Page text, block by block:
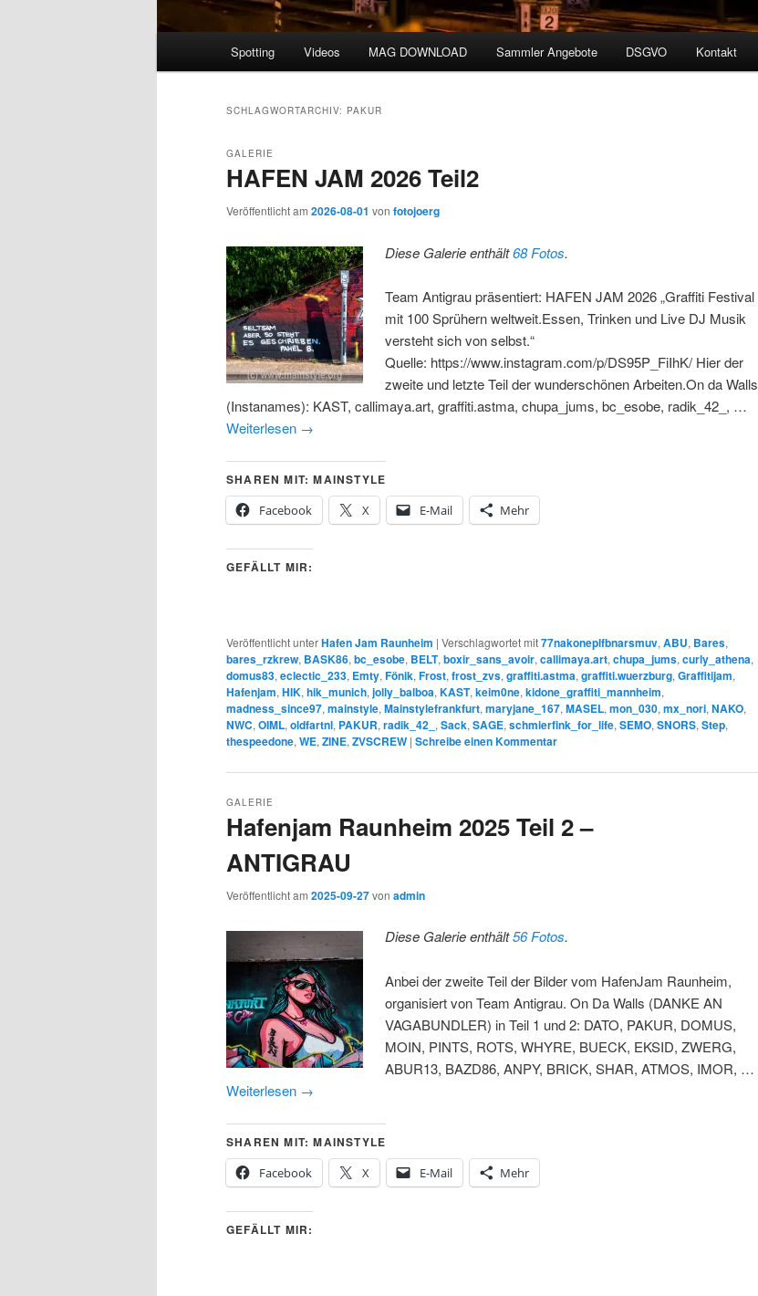
Spotting Videos MAG DOWNLOAD Sammler Angebote DSGVO Kontakt
SCHLAGWORTARCHIV: PAKUR
HAFEN JAM 2026 Teil2
GALERIE
Veröffentlicht am 2026-08-01 von fotojoerg
Diese Galerie enthält68 Fotos.
Team Antigrau präsentiert: HAFEN JAM 2026 „Graffiti Festival
mit 100 Sprühern weltweit.Essen, Trinken und Live DJ Musik
versteht sich von selbst.“
Quelle: https://www.instagram.com/p/DS95P_FiIhK/ Hier der
zweite und letzte Teil der wunderschönen Arbeiten.On da Walls
(Instanames): KAST, callimaya.art, graffiti.astma, chupa_jums, bc_esobe, radik_42_, …
Weiterlesen →
SHAREN MIT: MAINSTYLE
Facebook
X E-Mail Mehr
GEFÄLLT MIR:
Veröffentlicht unterHafen Jam Raunheim | Verschlagwortet mit77nakoneplfbnarsmuv, ABU, Bares,
bares_rzkrew, BASK86, bc_esobe, BELT, boxir_sans_avoir, callimaya.art, chupa_jums, curly_athena,
domus83, eclectic_233, Emty, Fönik, Frost, frost_zvs, graffiti.astma, graffiti.wuerzburg, Graffitijam,
Hafenjam, HIK, hik_munich, jolly_balboa, KAST, keim0ne, kidone_graffiti_mannheim,
madness_since97, mainstyle, Mainstylefrankfurt, maryjane_167, MASEL, mon_030, mx_nori, NAKO,
NWC, OIML, oldfartnl, PAKUR, radik_42_ , Sack, SAGE, schmierfink_for_life, SEMO, SNORS, Step,
thespeedone, WE, ZINE, ZVSCREW | Schreibe einen Kommentar
Hafenjam Raunheim 2025 Teil 2 –
ANTIGRAU
GALERIE
Veröffentlicht am 2025-09-27von admin
Diese Galerie enthält56 Fotos.
Anbei der zweite Teil der Bilder vom HafenJam Raunheim,
organisiert von Team Antigrau. On Da Walls (DANKE AN
VAGABUNDLER) in Teil 1 und 2: DATO, PAKUR, DOMUS,
MOIN, PINTS, ROTS, WHYRE, BUECK, EKSID, ZWERG,
ABUR13, BAZD86, ANPY, BRICK, SHAR, ATMOS, IMOR, …
Weiterlesen →
SHAREN MIT: MAINSTYLE
Facebook
X E-Mail Mehr
GEFÄLLT MIR: